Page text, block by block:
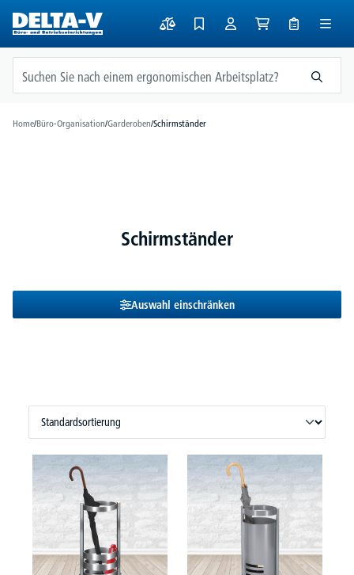
springen
Home/Büro-Organisation/Garderoben/Schirmständer
Schirmständer
Auswahl einschränken